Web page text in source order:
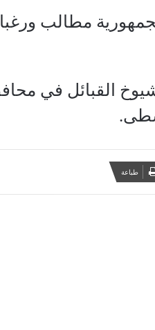
مطالب
القبائل في
طباعة